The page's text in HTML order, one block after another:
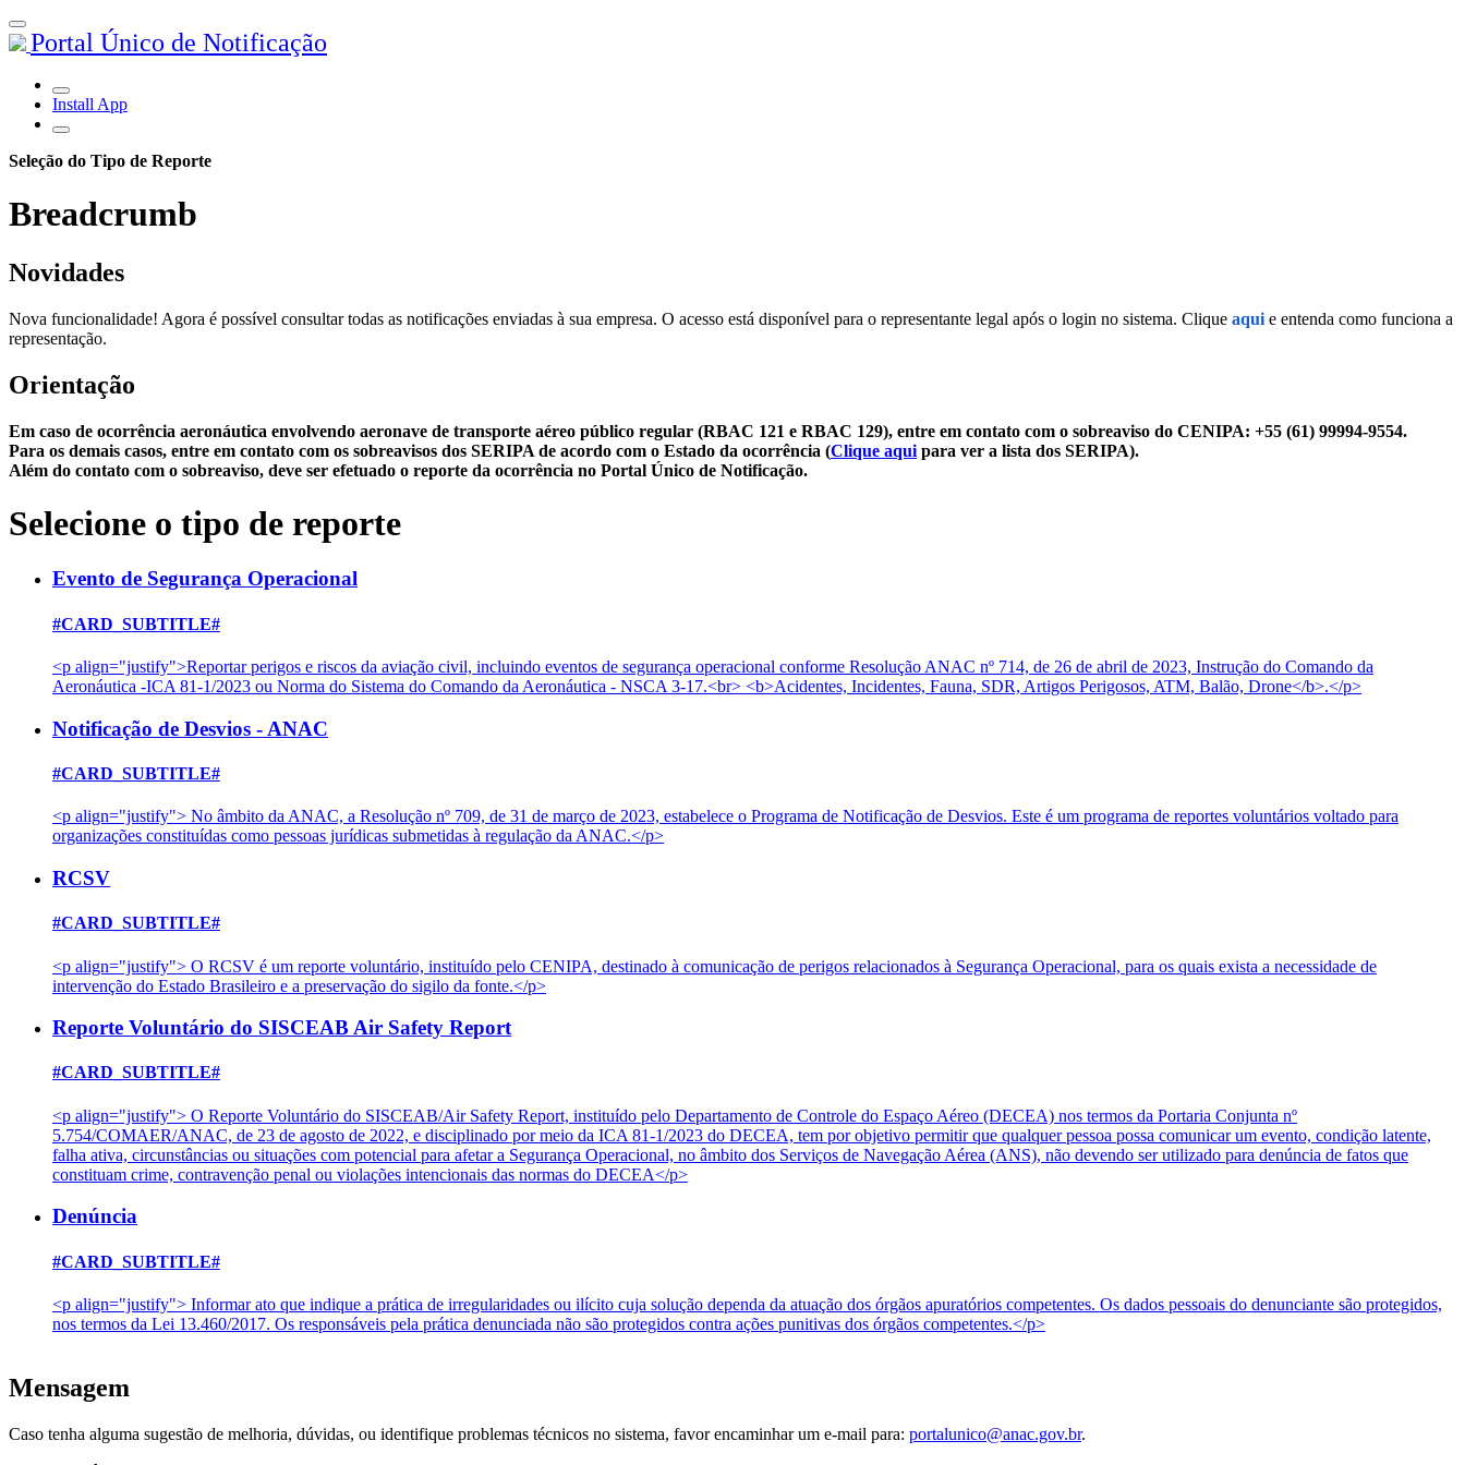
Portal Único de Notificação
Install App
Seleção do Tipo de Reporte
Breadcrumb
Novidades
Nova funcionalidade! Agora é possível consultar todas as notificações enviadas à sua empresa. O acesso está disponível para o representante legal após o login no sistema. Clique aqui e entenda como funciona a
representação.
Orientação
Em caso de ocorrência aeronáutica envolvendo aeronave de transporte aéreo público regular (RBAC 121 e RBAC 129), entre em contato com o sobreaviso do CENIPA: +55 (61) 99994-9554.
Para os demais casos, entre em contato com os sobreavisos dos SERIPA de acordo com o Estado da ocorrência (Clique aqui para ver a lista dos SERIPA).
Além do contato com o sobreaviso, deve ser efetuado o reporte da ocorrência no Portal Único de Notificação.
Selecione o tipo de reporte
Evento de Segurança Operacional
#CARD_SUBTITLE#
<p align="justify">Reportar perigos e riscos da aviação civil, incluindo eventos de segurança operacional conforme Resolução ANAC nº 714, de 26 de abril de 2023, Instrução do Comando da
Aeronáutica -ICA 81-1/2023 ou Norma do Sistema do Comando da Aeronáutica - NSCA 3-17.<br> <b>Acidentes, Incidentes, Fauna, SDR, Artigos Perigosos, ATM, Balão, Drone</b>.</p>
Notificação de Desvios - ANAC
#CARD_SUBTITLE#
<p align="justify"> No âmbito da ANAC, a Resolução nº 709, de 31 de março de 2023, estabelece o Programa de Notificação de Desvios. Este é um programa de reportes voluntários voltado para
organizações constituídas como pessoas jurídicas submetidas à regulação da ANAC.</p>
RCSV
#CARD_SUBTITLE#
<p align="justify"> O RCSV é um reporte voluntário, instituído pelo CENIPA, destinado à comunicação de perigos relacionados à Segurança Operacional, para os quais exista a necessidade de
intervenção do Estado Brasileiro e a preservação do sigilo da fonte.</p>
Reporte Voluntário do SISCEAB Air Safety Report
#CARD_SUBTITLE#
<p align="justify"> O Reporte Voluntário do SISCEAB/Air Safety Report, instituído pelo Departamento de Controle do Espaço Aéreo (DECEA) nos termos da Portaria Conjunta nº
5.754/COMAER/ANAC, de 23 de agosto de 2022, e disciplinado por meio da ICA 81-1/2023 do DECEA, tem por objetivo permitir que qualquer pessoa possa comunicar um evento, condição latente,
falha ativa, circunstâncias ou situações com potencial para afetar a Segurança Operacional, no âmbito dos Serviços de Navegação Aérea (ANS), não devendo ser utilizado para denúncia de fatos que
constituam crime, contravenção penal ou violações intencionais das normas do DECEA</p>
Denúncia
#CARD_SUBTITLE#
<p align="justify"> Informar ato que indique a prática de irregularidades ou ilícito cuja solução dependa da atuação dos órgãos apuratórios competentes. Os dados pessoais do denunciante são protegidos,
nos termos da Lei 13.460/2017. Os responsáveis pela prática denunciada não são protegidos contra ações punitivas dos órgãos competentes.</p>
Mensagem
Caso tenha alguma sugestão de melhoria, dúvidas, ou identifique problemas técnicos no sistema, favor encaminhar um e-mail para: portalunico@anac.gov.br.